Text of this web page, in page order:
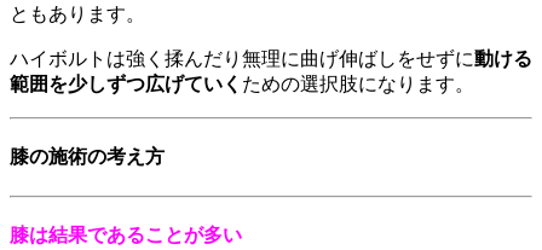
ともあります。
ハイボルトは強く揉んだり無理に曲げ伸ばしをせずに動ける
範囲を少しずつ広げていく ための選択肢になります。
膝の施術の考え方
膝は結果であることが多い